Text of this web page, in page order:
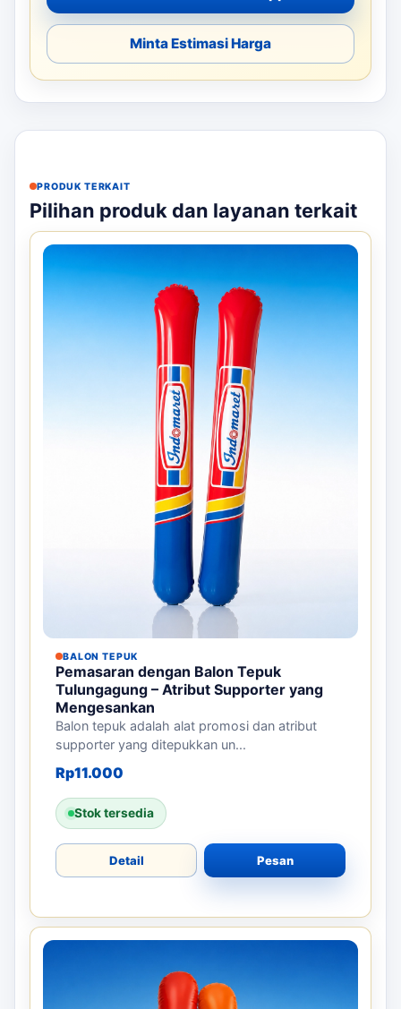
Minta Estimasi Harga
PRODUK TERKAIT
Pilihan produk dan layanan terkait
BALON TEPUK
Pemasaran dengan Balon Tepuk
Tulungagung – Atribut Supporter yang
Mengesankan
Balon tepuk adalah alat promosi dan atribut
supporter yang ditepukkan un...
Rp11.000
Stok tersedia
Detail Pesan